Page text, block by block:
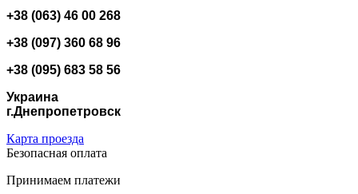
+38 (063) 46 00 268
+38 (097) 360 68 96
+38 (095) 683 58 56
Украина
г.Днепропетровск
Карта проезда
Безопасная оплата
Принимаем платежи